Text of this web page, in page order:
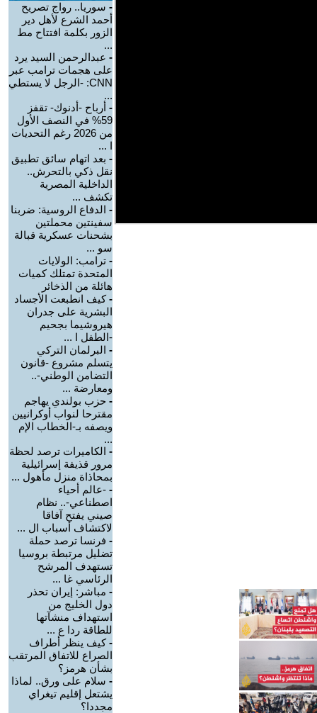
- سوريا.. رواج تصريح
أحمد الشرع لأهل دير
الزور بكلمة افتتاح مط
...
- عبدالرحمن السيد يرد
على هجمات ترامب عبر
CNN: -الرجل لا يستطي
...
- أرباح -أدنوك- تقفز
59% في النصف الأول
من 2026 رغم التحديات
ا ...
- بعد اتهام سائق تطبيق
نقل ذكي بالتحرش..
الداخلية المصرية
تكشف ...
- الدفاع الروسية: ضربنا
سفينتين محملتين
بشحنات عسكرية قبالة
سو ...
- ترامب: الولايات
المتحدة تمتلك كميات
هائلة من الذخائر
-كيف انطبعت الأجساد
البشرية على جدران
هيروشيما بجحيم
-الطفل ا ...
- البرلمان التركي
يتسلم مشروع -قانون
التضامن الوطني-..
ومعارضة ...
- حزب بولندي يهاجم
مقترحا لنواب أوكرانيين
ويصفه بـ-الخطاب الإم
...
- الكاميرات ترصد لحظة
مرور قذيفة إسرائيلية
بمحاذاة منزل مأهول ...
- -عالم أحياء
اصطناعي-.. نظام
صيني يفتح آفاقا
لاكتشاف أسباب ال ...
- فرنسا ترصد حملة
تضليل مرتبطة بروسيا
تستهدف المرشح
الرئاسي غا ...
- مباشر: إيران تحذر
دول الخليج من
استهداف منشآتها
للطاقة ردا ع ...
-كيف ينظر أطراف
الصراع للاتفاق المرتقب
بشأن هرمز؟
- سلام على ورق.. لماذا
يشتعل إقليم تيغراي
مجددا؟